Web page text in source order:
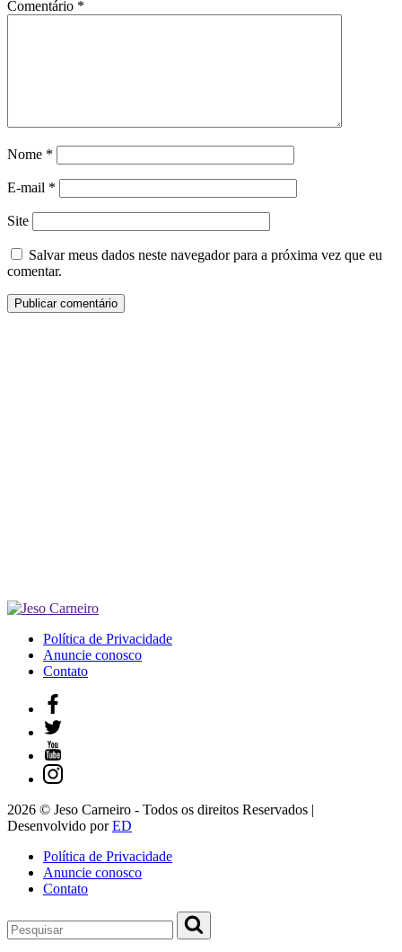
Comentário *
Nome *
E-mail *
Site
Salvar meus dados neste navegador para a próxima vez que eu
comentar.
Política de Privacidade
Anuncie conosco
Contato
2026 © Jeso Carneiro - Todos os direitos Reservados |
Desenvolvido porED
Política de Privacidade
Anuncie conosco
Contato